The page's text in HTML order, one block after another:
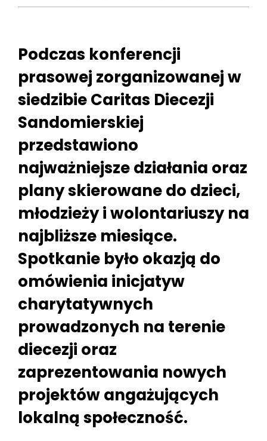
Podczas konferencji
prasowej zorganizowanej w
siedzibie Caritas Diecezji
Sandomierskiej
przedstawiono
najważniejsze działania oraz
plany skierowane do dzieci,
młodzieży i wolontariuszy na
najbliższe miesiące.
Spotkanie było okazją do
omówienia inicjatyw
charytatywnych
prowadzonych na terenie
diecezji oraz
zaprezentowania nowych
projektów angażujących
lokalną społeczność.